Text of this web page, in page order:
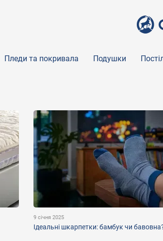
Пледи та покривала Подушки
9 січня 2025
Ідеальні шкарпетки: бамбук чи